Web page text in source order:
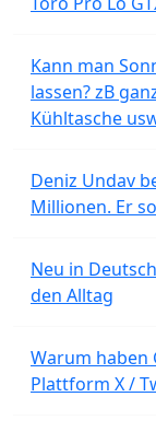
Kann man
lassen? zB
Kühltasche
Deniz Undav
Millionen. Er
Neu in
den Alltag
Warum haben
Plattform X /